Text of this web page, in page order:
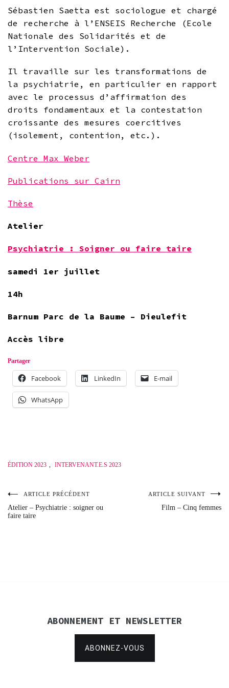
Sébastien Saetta est sociologue et chargé
de recherche à l’ENSEIS Recherche (Ecole
Nationale des Solidarités et de
l’Intervention Sociale).
Il travaille sur les transformations de
la psychiatrie, en particulier en rapport
avec le processus d’affirmation des
droits fondamentaux et la contestation
croissante des mesures coercitives
(isolement, contention, etc.).
Centre Max Weber
Publications sur Cairn
Thèse
Atelier
Psychiatrie : Soigner ou faire taire
samedi 1er juillet
14h
Barnum Parc de la Baume – Dieulefit
Accès libre
Partager
Facebook LinkedIn E-mail
WhatsApp
ÉDITION 2023 , INTERVENANT.E.S 2023
Navigation
ARTICLE PRÉCÉDENT
Atelier – Psychiatrie : soigner ou
faire taire
ARTICLE SUIVANT
Film – Cinq femmes
ABONNEMENT ET NEWSLETTER
ABONNEZ-VOUS